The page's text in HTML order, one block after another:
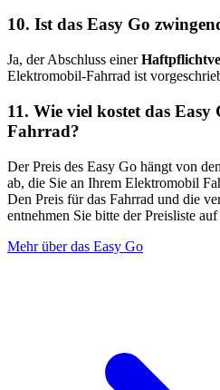
10. Ist das Easy Go
Ja, der Abschluss einer
Elektromobil-Fahrrad ist
11. Wie viel kostet das
Fahrrad?
Der Preis des Easy Go hängt von
ab, die Sie an Ihrem Elektromobil
Den Preis für das Fahrrad und die
entnehmen Sie bitte der Preisliste
Mehr über das Easy Go